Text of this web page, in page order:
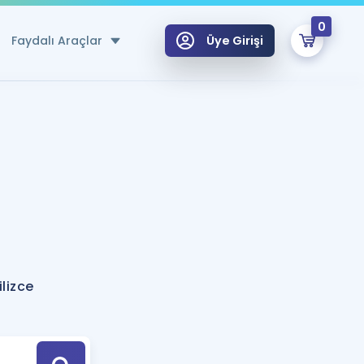
Faydalı Araçlar
Hesaplama Aracı
için Öneriler
Tek Takvimde
Üye Girişi
0